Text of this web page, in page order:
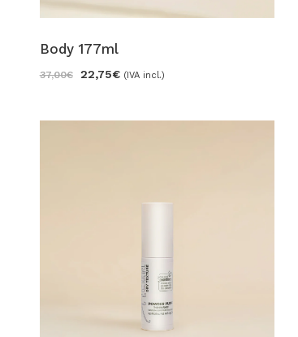
Body 177ml
37,00€ 22,75€ (IVA incl.)